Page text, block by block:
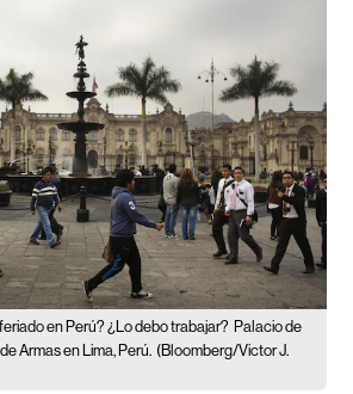
en Perú? ¿Lo debo trabajar? Palacio de
Armas en Lima, Perú. (Bloomberg/Victor J.